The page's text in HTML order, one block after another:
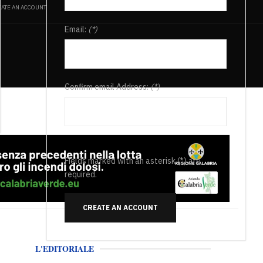
AN ACCOUNT
Email: (*)
Confirm email Address:(*)
Fields marked with an asterisk (*) are
required.
CREATE AN ACCOUNT
L'EDITORIALE